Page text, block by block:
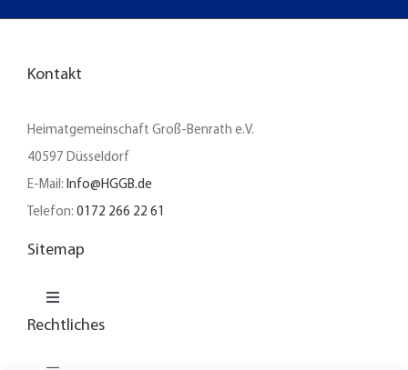
Kontakt
Heimatgemeinschaft Groß-Benrath e.V.
40597 Düsseldorf
E-Mail: Info@HGGB.de
Telefon: 0172 266 22 61
Sitemap
Toggle
Navigation
Rechtliches